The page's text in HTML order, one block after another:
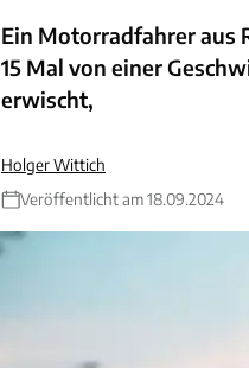
Ein Motorradfahrer aus
15 Mal von einer
erwischt,
Holger Wittich
Veröffentlicht am 18.09.2024